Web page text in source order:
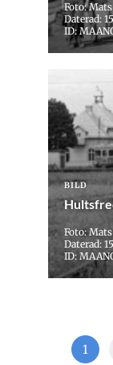
Foto:
Daterad:
ID:
BILD
Foto:
Daterad:
ID:
1